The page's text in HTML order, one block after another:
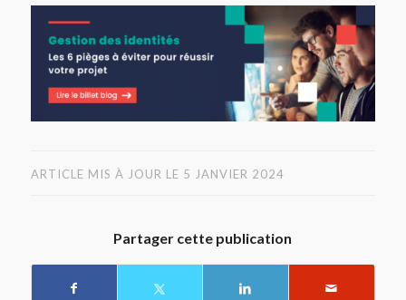
ARTICLE MIS À JOUR LE 5 JANVIER 2024
Partager cette publication